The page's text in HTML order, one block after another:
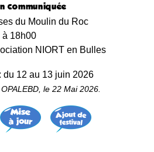
communiquée
du Moulin du Roc
à 18h00
NIORT en Bulles
du 12 au 13 juin 2026
le 22 Mai 2026.